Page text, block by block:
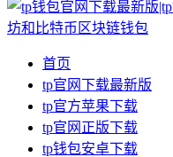
首页
tp官网下载最新版
tp官方苹果下载
tp官网正版下载
tp钱包安卓下载